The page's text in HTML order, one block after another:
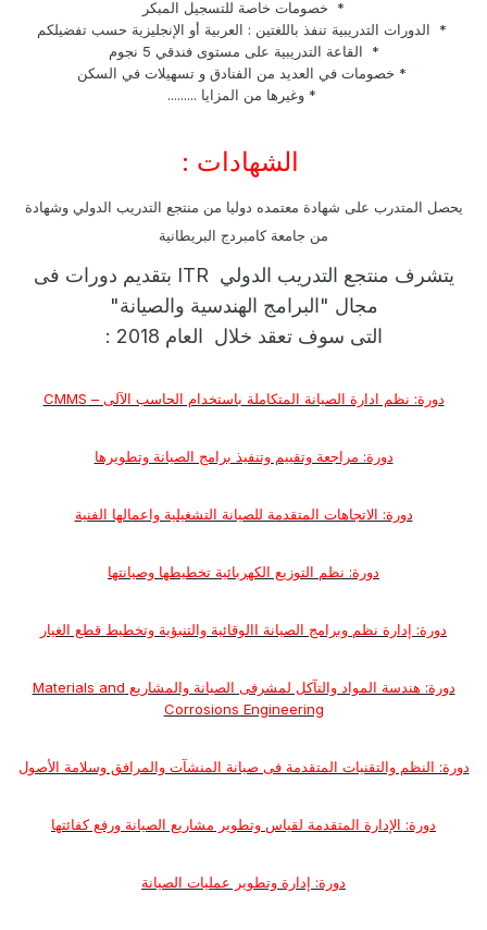
* خصومات خاصة للتسجيل المبكر
* الدورات التدريبية تنفذ باللغتين : العربية أو الإنجليزية حسب تفضيلكم
* القاعة التدريبية على مستوى فندقي 5 نجوم
* خصومات في العديد من الفنادق و تسهيلات في السكن
* وغيرها من المزايا .........
الشهادات :
يحصل المتدرب على شهادة معتمده دوليا من منتجع التدريب الدولي وشهادة
من جامعة كامبردج البريطانية
يتشرف منتجع التدريب الدولي ITR بتقديم دورات فى
مجال "البرامج الهندسية والصيانة"
التى سوف تعقد خلال العام 2018 :
دورة: نظم ادارة الصيانة المتكاملة باستخدام الحاسب الآلى – CMMS
دورة: مراجعة وتقييم وتنفيذ برامج الصيانة وتطويرها
دورة: الاتجاهات المتقدمة للصيانة التشغيلية واعمالها الفنية
دورة: نظم التوزيع الكهربائية تخطيطها وصيانتها
دورة: إدارة نظم وبرامج الصيانة االوقائية والتنبؤية وتخطيط قطع الغيار
دورة: هندسة المواد والتآكل لمشرفى الصيانة والمشاريع Materials and
Corrosions Engineering
دورة: النظم والتقنيات المتقدمة فى صيانة المنشآت والمرافق وسلامة الأصول
دورة: الإدارة المتقدمة لقياس وتطوير مشاريع الصيانة ورفع كفائتها
دورة: إدارة وتطوير عمليات الصيانة